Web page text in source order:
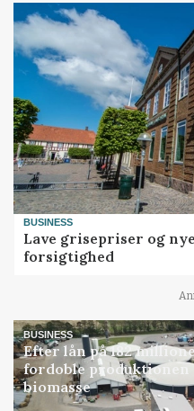
BUSINESS
Lave grisepriser og
forsigtighed
BUSINESS
Efter lån på 182
fordoble produktionen
biomasse